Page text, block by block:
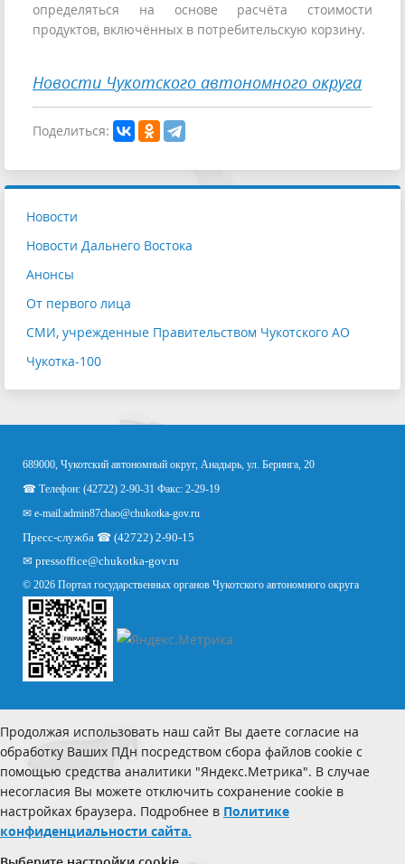
определяться на основе расчёта стоимости
продуктов, включённых в потребительскую корзину.
Новости Чукотского автономного округа
Поделиться:
Новости
Новости Дальнего Востока
Анонсы
От первого лица
СМИ, учрежденные Правительством Чукотского АО
Чукотка-100
689000, Чукотский автономный округ, Анадырь, ул. Беринга, 20
☎ Телефон: (42722) 2-90-31 Факс: 2-29-19
✉ e-mail:admin87chao@chukotka-gov.ru
Пресс-служба ☎ (42722) 2-90-15
✉ pressoffice@chukotka-gov.ru
© 2026 Портал государственных органов Чукотского автономного округа
Продолжая использовать наш сайт Вы даете согласие на
обработку Ваших ПДн посредством сбора файлов cookie с
помощью средства аналитики "Яндекс.Метрика". В случае
несогласия Вы можете отключить сохранение cookie в
настройках браузера. Подробнее в Политике
конфиденциальности сайта.